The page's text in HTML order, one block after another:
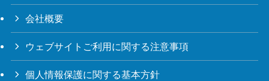
会社概要
ウェブサイトご利用に関する注意事項
個人情報保護に関する基本方針